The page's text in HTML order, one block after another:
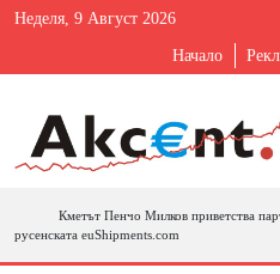
Неделя, 9 Август 2026
Начало
Кметът Пенчо Милков приветства
русенската euShipments.com